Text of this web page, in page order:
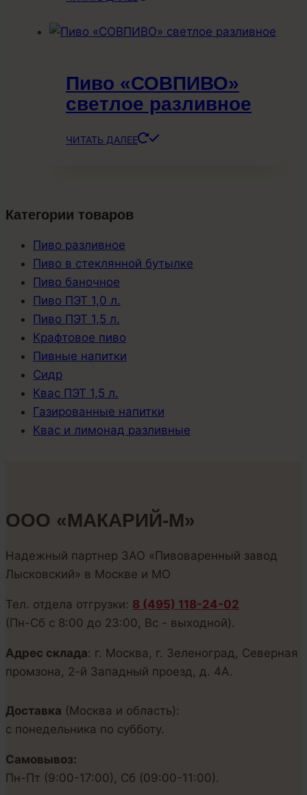
Пиво «СОВПИВО»
светлое разливное
ЧИТАТЬ ДАЛЕЕ
Категории товаров
Пиво разливное
Пиво в стеклянной бутылке
Пиво баночное
Пиво ПЭТ 1,0 л.
Пиво ПЭТ 1,5 л.
Крафтовое пиво
Пивные напитки
Сидр
Квас ПЭТ 1,5 л.
Газированные напитки
Квас и лимонад разливные
ООО «МАКАРИЙ-М»
Надежный партнер ЗАО «Пивоваренный завод
Лысковский» в Москве и МО
Тел. отдела отгрузки: 8 (495) 118-24-02
(Пн-Сб с 8:00 до 23:00, Вс - выходной).
Адрес склада: г. Москва, г. Зеленоград, Северная
промзона, 2-й Западный проезд, д. 4А.
Доставка (Москва и область):
с понедельника по субботу.
Самовывоз:
Пн-Пт (9:00-17:00), Сб (09:00-11:00).